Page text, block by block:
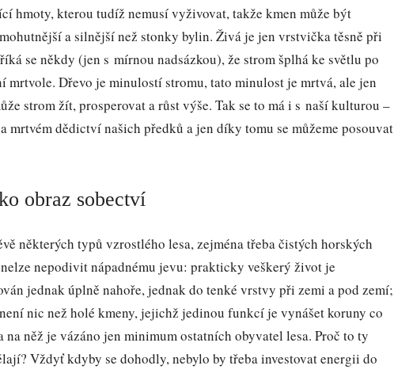
hmoty, kterou tudíž nemusí vyživovat, takže kmen může být
a silnější než stonky bylin. Živá je jen vrstvička těsně při
se někdy (jen s mírnou nadsázkou), že strom šplhá ke světlu po
mrtvole. Dřevo je minulostí stromu, tato minulost je mrtvá, ale jen
strom žít, prosperovat a růst výše. Tak se to má i s naší kulturou –
mrtvém dědictví našich předků a jen díky tomu se můžeme posouvat
obraz sobectví
některých typů vzrostlého lesa, zejména třeba čistých horských
nepodivit nápadnému jevu: prakticky veškerý život je
jednak úplně nahoře, jednak do tenké vrstvy při zemi a pod zemí;
nic než holé kmeny, jejichž jedinou funkcí je vynášet koruny co
na něž je vázáno jen minimum ostatních obyvatel lesa. Proč to ty
Vždyť kdyby se dohodly, nebylo by třeba investovat energii do